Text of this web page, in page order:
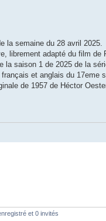
la semaine du 28 avril 2025.
librement adapté du film de
la saison 1 de 2025 de la
et anglais du 17eme
de 1957 de Héctor
et 0 invités